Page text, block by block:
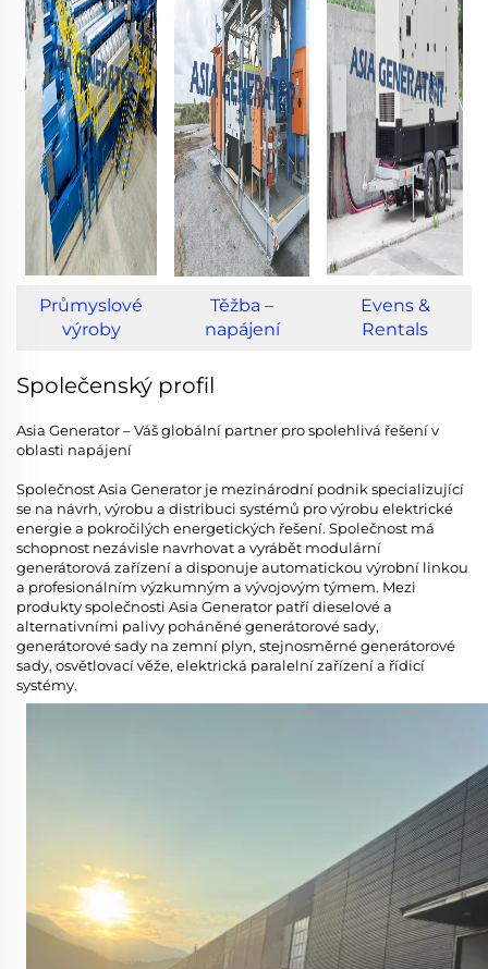
Průmyslové
výroby
Těžba –
napájení
Evens &
Rentals
Společenský profil
Asia Generator – Váš globální partner pro spolehlivá řešení v
oblasti napájení
Společnost Asia Generator je mezinárodní podnik specializující
se na návrh, výrobu a distribuci systémů pro výrobu elektrické
energie a pokročilých energetických řešení. Společnost má
schopnost nezávisle navrhovat a vyrábět modulární
generátorová zařízení a disponuje automatickou výrobní linkou
a profesionálním výzkumným a vývojovým týmem. Mezi
produkty společnosti Asia Generator patří dieselové a
alternativními palivy poháněné generátorové sady,
generátorové sady na zemní plyn, stejnosměrné generátorové
sady, osvětlovací věže, elektrická paralelní zařízení a řídicí
systémy.